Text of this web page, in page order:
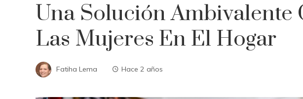
Una Solución Ambivalente
Las Mujeres En El Hogar
Fatiha Lema Hace 2 años